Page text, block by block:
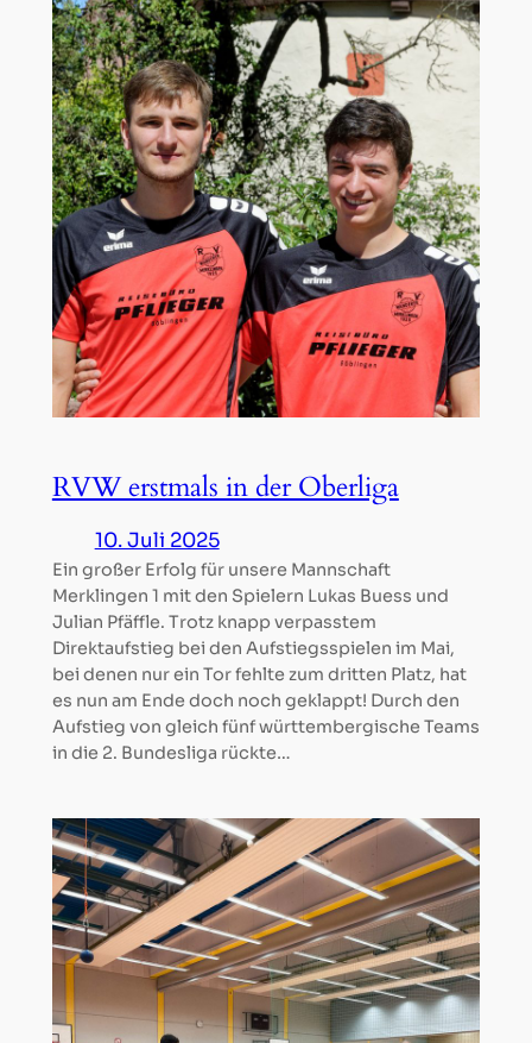
RVW erstmals in der Oberliga
10. Juli 2025
Ein großer Erfolg für unsere Mannschaft
Merklingen 1 mit den Spielern Lukas Buess und
Julian Pfäffle. Trotz knapp verpasstem
Direktaufstieg bei den Aufstiegsspielen im Mai,
bei denen nur ein Tor fehlte zum dritten Platz, hat
es nun am Ende doch noch geklappt! Durch den
Aufstieg von gleich fünf württembergische Teams
in die 2. Bundesliga rückte…